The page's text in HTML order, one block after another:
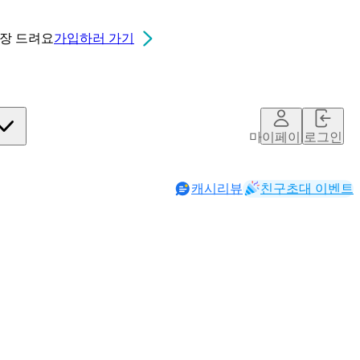
드려요가입하러 가기
마이페이지로그인
캐시리뷰 친구초대 이벤트